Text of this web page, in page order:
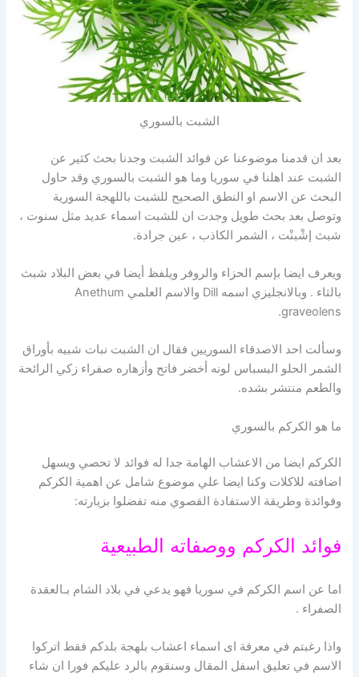
الشبت بالسوري
بعد ان قدمنا موضوعنا عن فوائد الشبت وجدنا بحث كثير عن
الشبت عند اهلنا في سوريا وما هو الشبت بالسوري وقد حاول
البحث عن الاسم او النطق الصحيح للشبت باللهجة السورية
وتوصل بعد بحث طويل وجدت ان للشبت اسماء عديد مثل سنوت ،
شبث إشْبنْت ، الشمر الكاذب ، عين جرادة.
ويعرف ايضا بإسم الحزاء والروفر ويلفظ أيضا في بعض البلاد شبث
بالثاء . وبالانجليزي اسمه Dill والاسم العلمي Anethum
graveolens.
وسألت احد الاصدقاء السوريين فقال ان الشبت نبات شبيه بأوراق
الشمر الحلو البسباس لونه أخضر فاتح وأزهاره صفراء زكي الرائحة
والطعم منتشر بشده.
ما هو الكركم بالسوري
الكركم ايضا من الاعشاب الهامة جدا له فوائد لا تحصي ويسهل
اضافته للاكلات وكنا ايضا علي موضوع شامل عن اهمية الكركم
وفوائدة وطريقة الاستفادة القصوي منه تفضلوا بزيارته:
فوائد الكركم ووصفاته الطبيعية
اما عن اسم الكركم في سوريا فهو يدعي في بلاد الشام بـالعقدة
الصفراء .
واذا رغبتم في معرفة اى اسماء اعشاب بلهجة بلدكم فقط اتركوا
الاسم في تعليق اسفل المقال وسنقوم بالرد عليكم فورا ان شاء